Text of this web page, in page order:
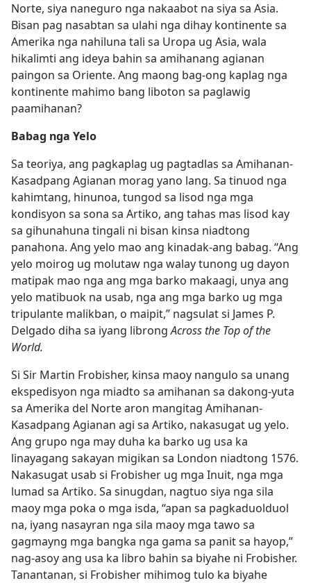
Norte, siya naneguro nga nakaabot na siya sa Asia.
Bisan pag nasabtan sa ulahi nga dihay kontinente sa
Amerika nga nahiluna tali sa Uropa ug Asia, wala
hikalimti ang ideya bahin sa amihanang agianan
paingon sa Oriente. Ang maong bag-ong kaplag nga
kontinente mahimo bang liboton sa paglawig
paamihanan?
Babag nga Yelo
Sa teoriya, ang pagkaplag ug pagtadlas sa Amihanan-
Kasadpang Agianan morag yano lang. Sa tinuod nga
kahimtang, hinunoa, tungod sa lisod nga mga
kondisyon sa sona sa Artiko, ang tahas mas lisod kay
sa gihunahuna tingali ni bisan kinsa niadtong
panahona. Ang yelo mao ang kinadak-ang babag. “Ang
yelo moirog ug molutaw nga walay tunong ug dayon
matipak mao nga ang mga barko makaagi, unya ang
yelo matibuok na usab, nga ang mga barko ug mga
tripulante malikban, o maipit,” nagsulat si James P.
Delgado diha sa iyang librongAcross the Top of the
World.
Si Sir Martin Frobisher, kinsa maoy nangulo sa unang
ekspedisyon nga miadto sa amihanan sa dakong-yuta
sa Amerika del Norte aron mangitag Amihanan-
Kasadpang Agianan agi sa Artiko, nakasugat ug yelo.
Ang grupo nga may duha ka barko ug usa ka
linayagang sakayan migikan sa London niadtong 1576.
Nakasugat usab si Frobisher ug mga Inuit, nga mga
lumad sa Artiko. Sa sinugdan, nagtuo siya nga sila
maoy mga poka o mga isda, “apan sa pagkaduolduol
na, iyang nasayran nga sila maoy mga tawo sa
gagmayng mga bangka nga gama sa panit sa hayop,”
nag-asoy ang usa ka libro bahin sa biyahe ni Frobisher.
Tanantanan, si Frobisher mihimog tulo ka biyahe